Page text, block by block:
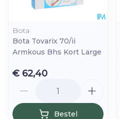
Bota
Bota Tovarix 70/ii
Armkous Bhs Kort Large
€ 62,40
Bestel